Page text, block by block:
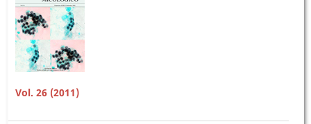
Vol. 26 (2011)